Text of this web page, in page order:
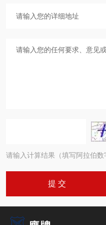
请输入计算结果（填写阿拉伯